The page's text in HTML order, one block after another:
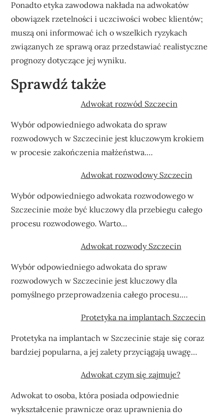
Ponadto etyka zawodowa nakłada na adwokatów
obowiązek rzetelności i uczciwości wobec klientów;
muszą oni informować ich o wszelkich ryzykach
związanych ze sprawą oraz przedstawiać realistyczne
prognozy dotyczące jej wyniku.
Sprawdź także
Adwokat rozwód Szczecin
Wybór odpowiedniego adwokata do spraw
rozwodowych w Szczecinie jest kluczowym krokiem
w procesie zakończenia małżeństwa.…
Adwokat rozwodowy Szczecin
Wybór odpowiedniego adwokata rozwodowego w
Szczecinie może być kluczowy dla przebiegu całego
procesu rozwodowego. Warto…
Adwokat rozwody Szczecin
Wybór odpowiedniego adwokata do spraw
rozwodowych w Szczecinie jest kluczowy dla
pomyślnego przeprowadzenia całego procesu.…
Protetyka na implantach Szczecin
Protetyka na implantach w Szczecinie staje się coraz
bardziej popularna, a jej zalety przyciągają uwagę…
Adwokat czym się zajmuje?
Adwokat to osoba, która posiada odpowiednie
wykształcenie prawnicze oraz uprawnienia do